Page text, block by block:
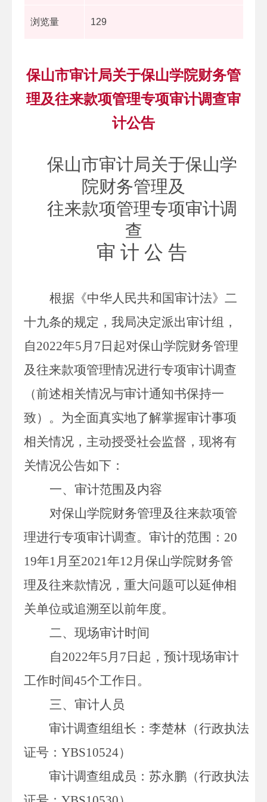
浏览量 129
保山市审计局关于保山学院财务管
理及往来款项管理专项审计调查审
计公告
保山市审计局关于保山学
院财务管理及
往来款项管理专项审计调
查
审 计 公 告
根据《中华人民共和国审计法》二
十九条的规定，我局决定派出审计组，
自2022年5月 7 日起对保山学院财务管理
及往来款项管理情况进行专项审计调查
（前述相关情况与审计通知书保持一
致）。为全面真实地了解掌握审计事项
相关情况，主动授受社会监督，现将有
关情况公告如下：
一、审计范围及内容
对保山学院财务管理及往来款项管
理进行专项审计调查。审计的范围： 20
19年1月至2021年12月保山学院财务管
理及往来款情况，重大问题可以延伸相
关单位或追溯至以前年度。
二、现场审计时间
自2022年5月 7 日起，预计现场审计
工作时间45个工作日。
三、审计人员
审计调查组组长：李楚林（行政执法
证号： YBS10524）
审计调查组成员：苏永鹏（行政执法